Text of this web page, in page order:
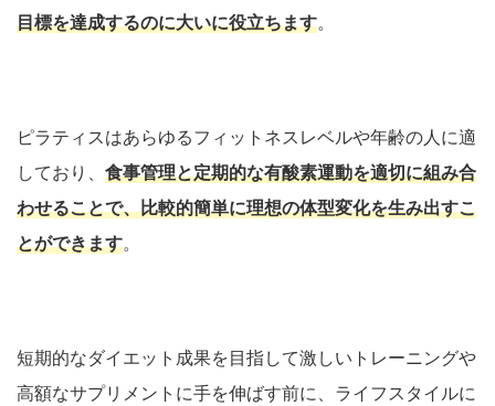
目標を達成するのに大いに役立ちます。
ピラティスはあらゆるフィットネスレベルや年齢の人に適
しており、 食事管理と定期的な有酸素運動を適切に組み合
わせることで、比較的簡単に理想の体型変化を生み出すこ
とができます。
短期的なダイエット成果を目指して激しいトレーニングや
高額なサプリメントに手を伸ばす前に、ライフスタイルに